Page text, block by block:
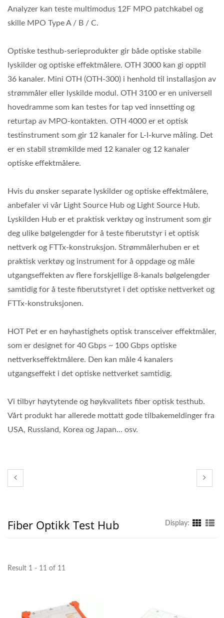
Analyzer kan teste multimodus 12F MPO patchkabel og
skille MPO Type A / B / C.
Optiske testhub-serieprodukter gir både optiske stabile
lyskilder og optiske effektmålere. OTH 3000 kan gi opptil
36 kanaler. Mini OTH (OTH-300) i henhold til installasjon av
strømmåler eller lyskilde modul. OTH 3100 er en universell
hovedramme som kan testes for tap ved innsetting og
returtap av MPO-kontakten. OTH 4000 er et optisk
testinstrument som gir 12 kanaler for L-I-kurve måling. Det
er en stabil strømkilde med 12 kanaler og 12 kanaler
optiske effektmålere.
Hvis du ønsker separate lyskilder og optiske effektmålere,
anbefaler vi vår Light Source Hub og Light Source Hub.
Lyskilden Hub er et praktisk verktøy og instrument som gir
deg ulike bølgelengder for å teste fiberutstyr i et optisk
nettverk og FTTx-konstruksjon. Strømmålerhuben er et
praktisk verktøy og instrument for å oppdage og måle
utgangseffekten av flere forskjellige 8-kanals bølgelengder
samtidig for å teste fiberutstyret i det optiske nettverket og
FTTx-konstruksjonen.
HOT Pet er en høyhastighets optisk transceiver effektmåler,
som er designet for 40 Gbps ~ 100 Gbps optiske
nettverkseffektmålere. Den kan måle 4 kanalers
utgangseffekt i det optiske nettverket samtidig.
Vi tilbyr høytytende og høykvalitets fiber optisk testhub.
Vårt produkt har allerede mottatt gode tilbakemeldinger fra
USA, Russland, Korea og Japan... osv.
Fiber Optikk Test Hub Display:
Result 1 - 11 of 11